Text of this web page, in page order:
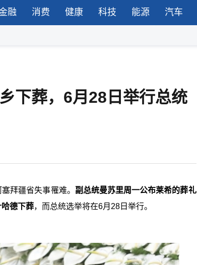
融 消费 健康 科技 能源 汽车
下葬，6月28日举行总统
拜疆省失事罹难。 副总统曼苏里周一公布莱希的葬礼
德下葬，而总统选举将在6月28日举行。